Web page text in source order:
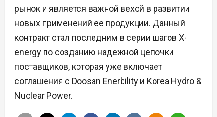
рынок и является важной вехой в развитии
новых применений ее продукции. Данный
контракт стал последним в серии шагов X-
energy по созданию надежной цепочки
поставщиков, которая уже включает
соглашения с Doosan Enerbility и Korea Hydro &
Nuclear Power.